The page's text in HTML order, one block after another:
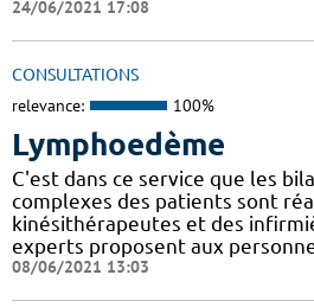
24/06/2021 17:08
CONSULTATIONS
relevance: 100%
Lymphoedème
C'est dans ce service que les
complexes des patients sont
kinésithérapeutes et des
experts proposent aux
08/06/2021 13:03